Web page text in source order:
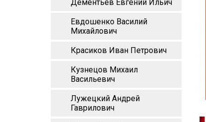
Дементьев Евгений Ильич
Евдошенко Василий
Михайлович
Красиков Иван Петрович
Кузнецов Михаил
Васильевич
Лужецкий Андрей
Гаврилович